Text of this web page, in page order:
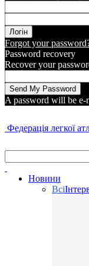
Forgot your
Password recovery
Recover your
A password will be e-
Федерація легкої
Новини
Всі